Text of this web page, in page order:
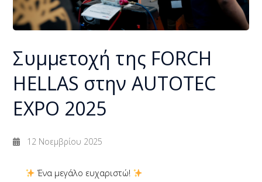
Συμμετοχή της FORCH
HELLAS στην AUTOTEC
EXPO 2025
12 Νοεμβρίου 2025
Ένα μεγάλο ευχαριστώ!